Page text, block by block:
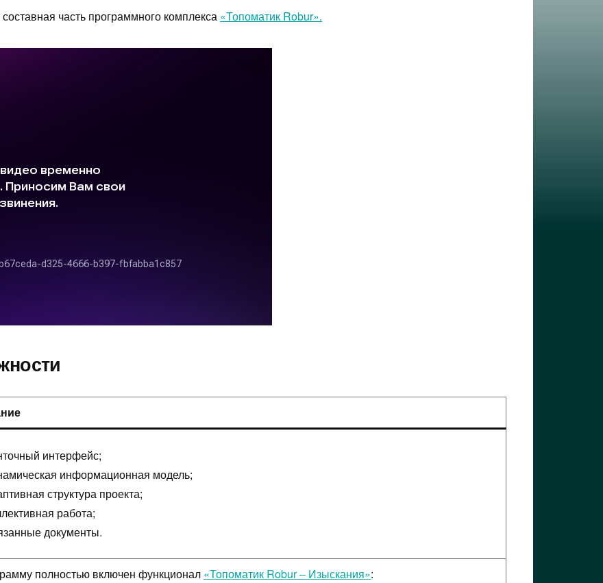
часть программного комплекса «Топоматик Robur».
интерфейс;
информационная модель;
структура проекта;
работа;
документы.
полностью включен функционал «Топоматик Robur – Изыскания»: